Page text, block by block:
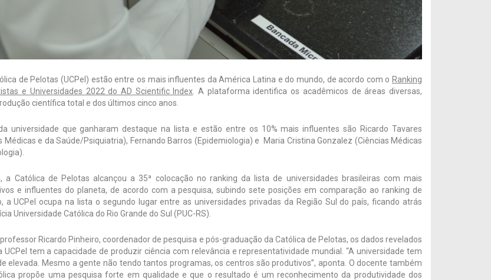
de Pelotas (UCPel) estão entre os mais influentes da América Latina e do mundo, de acordo com o Ranking
e Universidades 2022 do AD Scientific Index . A plataforma identifica os acadêmicos de áreas diversas,
científica total e dos últimos cinco anos.
universidade que ganharam destaque na lista e estão entre os 10% mais influentes são Ricardo Tavares
Médicas e da Saúde/Psiquiatria), Fernando Barros (Epidemiologia) e Maria Cristina Gonzalez (Ciências Médicas
a Católica de Pelotas alcançou a 35ª colocação no ranking da lista de universidades brasileiras com mais
e influentes do planeta, de acordo com a pesquisa, subindo sete posições em comparação ao ranking de
a UCPel ocupa na lista o segundo lugar entre as universidades privadas da Região Sul do país, ficando atrás
Universidade Católica do Rio Grande do Sul (PUC-RS).
Ricardo Pinheiro, coordenador de pesquisa e pós-graduação da Católica de Pelotas, os dados revelados
UCPel tem a capacidade de produzir ciência com relevância e representatividade mundial. “A universidade tem
elevada. Mesmo a gente não tendo tantos programas, os centros são produtivos”, aponta. O docente também
propõe uma pesquisa forte em qualidade e que o resultado é um reconhecimento da produtividade dos